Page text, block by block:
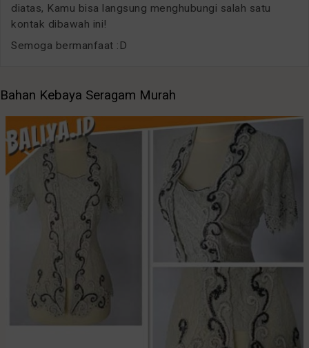
diatas, Kamu bisa langsung menghubungi salah satu
kontak dibawah ini!
Semoga bermanfaat :D
Bahan Kebaya Seragam Murah